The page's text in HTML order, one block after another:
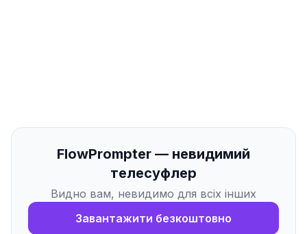
FlowPrompter — невидимий
телесуфлер
Видно вам, невидимо для всіх інших
Завантажити безкоштовно